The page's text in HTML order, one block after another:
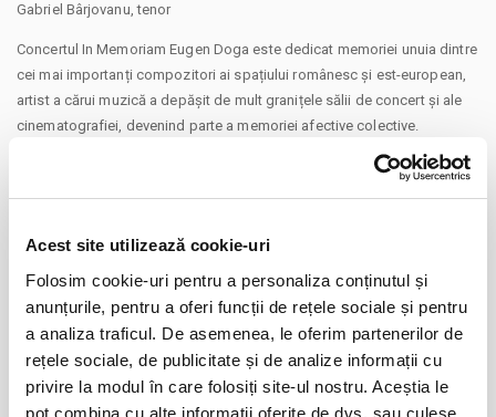
Acest site utilizează cookie-uri
Folosim cookie-uri pentru a personaliza conținutul și
anunțurile, pentru a oferi funcții de rețele sociale și pentru
a analiza traficul. De asemenea, le oferim partenerilor de
rețele sociale, de publicitate și de analize informații cu
privire la modul în care folosiți site-ul nostru. Aceștia le
pot combina cu alte informații oferite de dvs. sau culese
Gabriel Bârjovanu, tenor
Concertul In Memoriam Eugen Doga este dedicat memoriei unuia dintre
cei mai importanți compozitori ai spațiului românesc și est-european,
artist a cărui muzică a depășit de mult granițele sălii de concert și ale
cinematografiei, devenind parte a memoriei afective colective.
Născut la 1 martie 1937, în satul Mocra din raionul Rîbnița, Eugen Doga
sub îndrumarea profesorului Solomon Lobel.
Violoncelist, profesor și apoi compozitor, Doga a construit, de-a lungul
unei cariere de peste șase decenii, o operă impresionantă, care
cuprinde muzică simfonică, lucrări corale și camerale, balet, lied și, mai
ales, muzică de film.
Numele său a devenit cunoscut în întreaga lume prin colaborările cu
CONTINUARE
Distribuie aceasta pagina